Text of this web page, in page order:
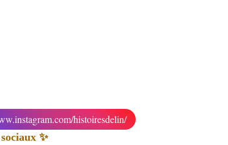
histoiresdelin/
✨